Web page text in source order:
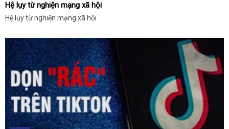
Hệ lụy từ nghiện mạng xã hội
Hệ lụy từ nghiện mạng xã hội